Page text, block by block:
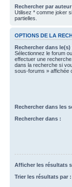
Rechercher par
Utilisez * comme joker
partielles.
OPTIONS DE LA
Rechercher dans
Sélectionnez le forum
effectuer une
dans la recherche si
sous-forums » affichée
Rechercher dans les
Rechercher dans :
Afficher les résultats
Trier les résultats par :